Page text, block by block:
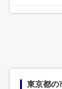
東京都の